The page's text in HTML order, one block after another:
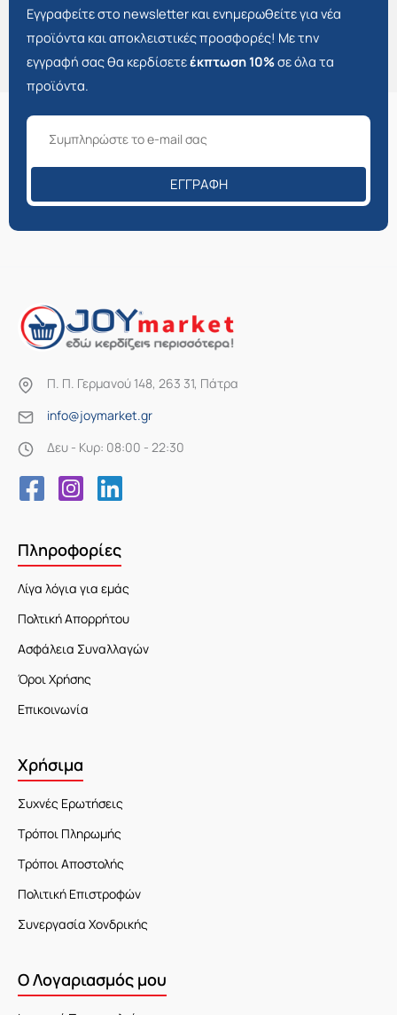
Εγγραφείτε στο newsletter και ενημερωθείτε για νέα
προϊόντα και αποκλειστικές προσφορές! Με την
εγγραφή σας θα κερδίσετεέκπτωση 10%σε όλα τα
προϊόντα.
ΕΓΓΡΑΦΉ
Π. Π. Γερμανού 148, 263 31, Πάτρα
info@joymarket.gr
Δευ - Κυρ: 08:00 - 22:30
Πληροφορίες
Λίγα λόγια για εμάς
Πολτική Απορρήτου
Ασφάλεια Συναλλαγών
Όροι Χρήσης
Επικοινωνία
Χρήσιμα
Συχνές Ερωτήσεις
Τρόποι Πληρωμής
Τρόποι Αποστολής
Πολιτική Επιστροφών
Συνεργασία Χονδρικής
Ο Λογαριασμός μου